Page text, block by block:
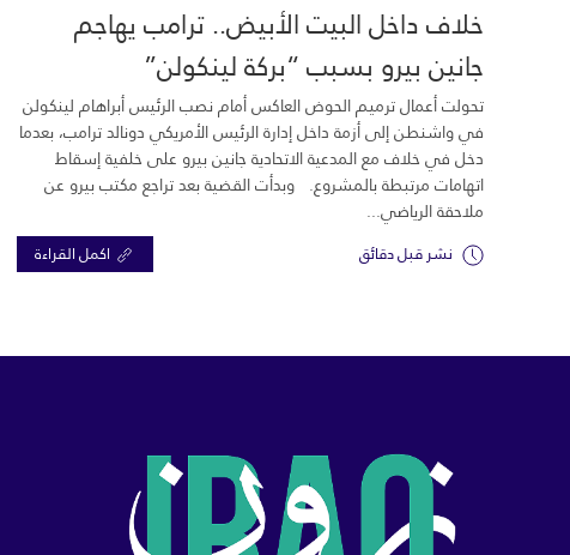
خلاف داخل البيت الأبيض.. ترامب يهاجم
جانين بيرو بسبب “بركة لينكولن”
تحولت أعمال ترميم الحوض العاكس أمام نصب الرئيس أبراهام لينكولن
في واشنطن إلى أزمة داخل إدارة الرئيس الأمريكي دونالد ترامب، بعدما
دخل في خلاف مع المدعية الاتحادية جانين بيرو على خلفية إسقاط
اتهامات مرتبطة بالمشروع. وبدأت القضية بعد تراجع مكتب بيرو عن
ملاحقة الرياضي...
نشر قبل دقائق اكمل القراءة